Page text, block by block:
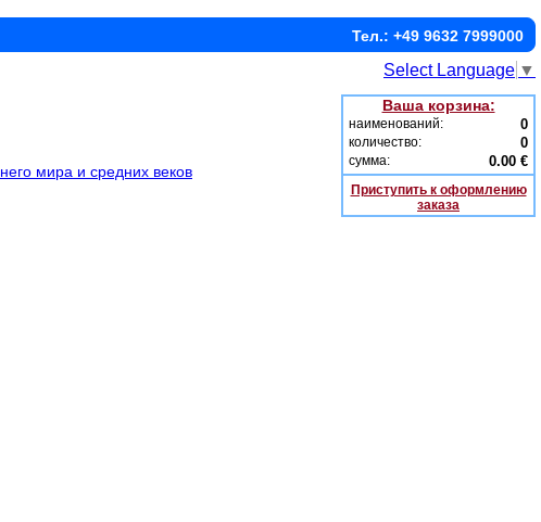
Тел.: +49 9632 7999000
Select Language ▼
мира и средних веков
Ваша корзина:
наименований: 0
количество: 0
сумма: 0.00 €
Приступить к оформлению
заказа